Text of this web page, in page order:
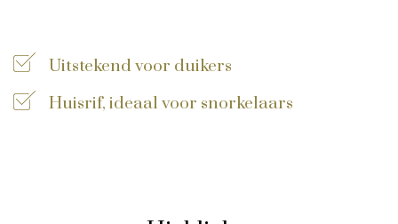
Uitstekend voor duikers
Huisrif, ideaal voor snorkelaars